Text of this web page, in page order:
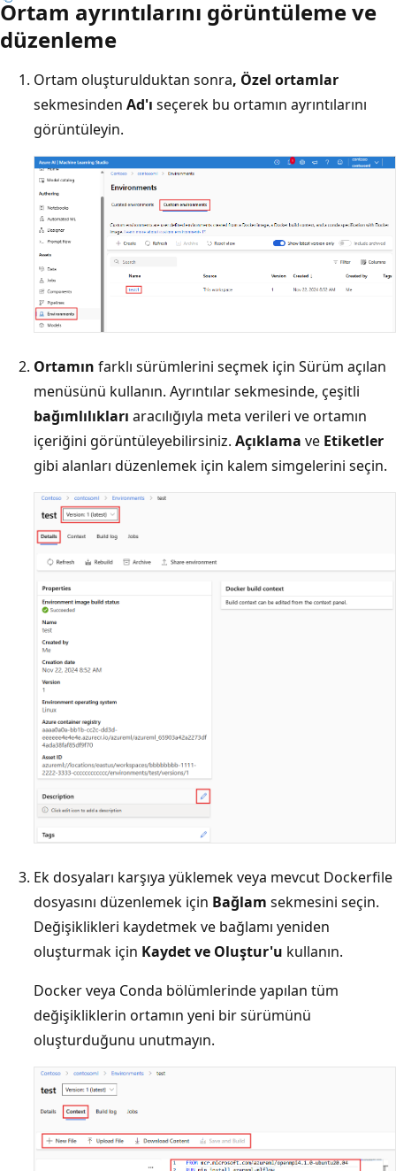
Ortam ayrıntılarını görüntüleme ve
düzenleme
Ortam oluşturulduktan sonra, Özel ortamlar
sekmesinden Ad'ı seçerek bu ortamın ayrıntılarını
görüntüleyin.
Ortamın farklı sürümlerini seçmek için Sürüm açılan
menüsünü kullanın. Ayrıntılar sekmesinde, çeşitli
bağımlılıkları aracılığıyla meta verileri ve ortamın
içeriğini görüntüleyebilirsiniz. Açıklama ve Etiketler
gibi alanları düzenlemek için kalem simgelerini seçin.
Ek dosyaları karşıya yüklemek veya mevcut Dockerfile
dosyasını düzenlemek için Bağlam sekmesini seçin.
Değişiklikleri kaydetmek ve bağlamı yeniden
oluşturmak için Kaydet ve Oluştur'u kullanın.
Docker veya Conda bölümlerinde yapılan tüm
değişikliklerin ortamın yeni bir sürümünü
oluşturduğunu unutmayın.